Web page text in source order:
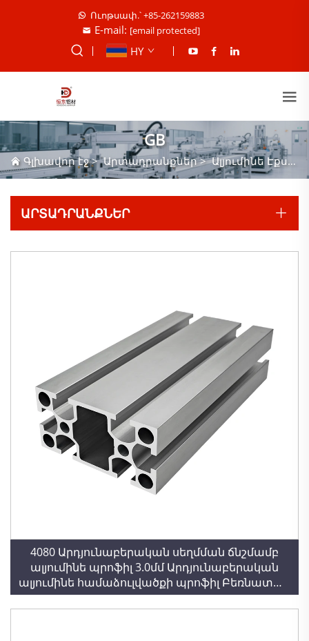
Ուոթսափ.՝ +85-262159883
E-mail: [email protected]
HY
GB
Գլխավոր էջ>Արտադրանքներ>Ալյումինե Էքստրուզիա
ԱՐՏԱԴՐԱՆՔՆԵՐ
4080 Արդյունաբերական սեղմման ճնշմամբ
ալյումինե պրոֆիլ 3.0մմ Արդյունաբերական
ալյումինե համաձուլվածքի պրոֆիլ Բեռնատար
սարքավորումների արտադրական գիծ 4080